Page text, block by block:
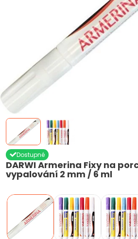
DARWI Armerina Fixy na
vypalování 2 mm / 6 ml
Dostupné